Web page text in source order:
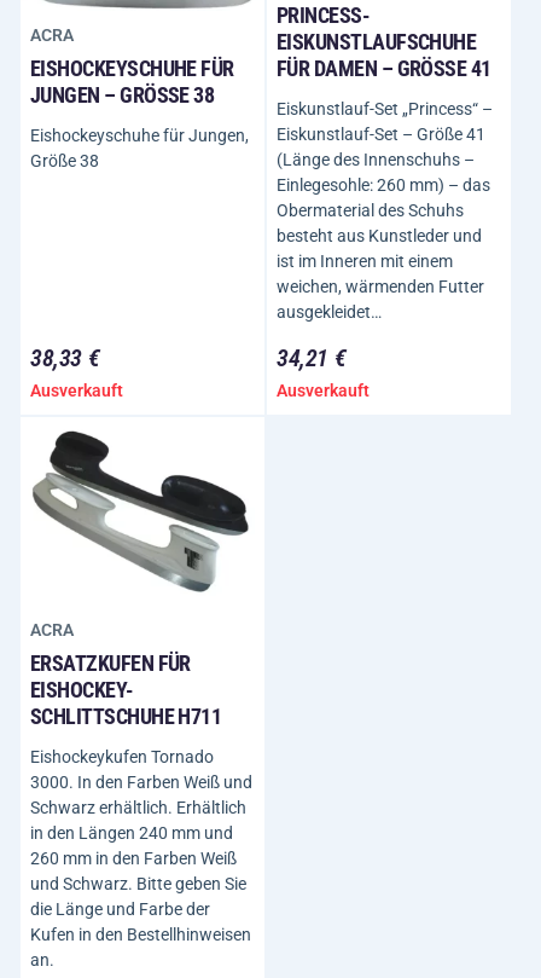
ACRA
EISHOCKEYSCHUHE FÜR
JUNGEN – GRÖSSE 38
Eishockeyschuhe für Jungen,
Größe 38
38,33 €
Ausverkauft
PRINCESS-
EISKUNSTLAUFSCHUHE
FÜR DAMEN – GRÖSSE 41
Eiskunstlauf-Set „Princess“ –
Eiskunstlauf-Set – Größe 41
(Länge des Innenschuhs –
Einlegesohle: 260 mm) – das
Obermaterial des Schuhs
besteht aus Kunstleder und
ist im Inneren mit einem
weichen, wärmenden Futter
ausgekleidet…
34,21 €
Ausverkauft
ACRA
ERSATZKUFEN FÜR
EISHOCKEY-
SCHLITTSCHUHE H711
Eishockeykufen Tornado
3000. In den Farben Weiß und
Schwarz erhältlich. Erhältlich
in den Längen 240 mm und
260 mm in den Farben Weiß
und Schwarz. Bitte geben Sie
die Länge und Farbe der
Kufen in den Bestellhinweisen
an.